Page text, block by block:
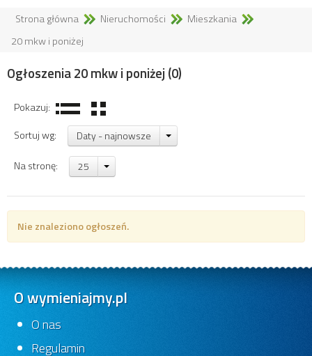
Strona główna Nieruchomości
Mieszkania
20 mkw i poniżej
Ogłoszenia 20 mkw i poniżej (0)
Pokazuj:
Sortuj wg:
Daty - najnowsze
Na stronę: 25
Nie znaleziono ogłoszeń.
O wymieniajmy.pl
O nas
Regulamin